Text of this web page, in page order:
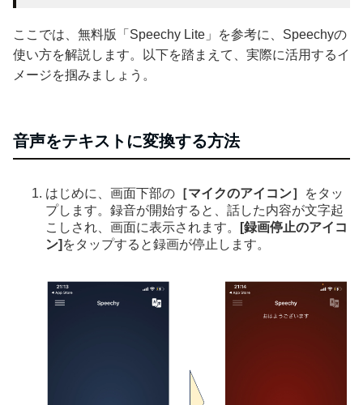
ここでは、無料版「Speechy Lite」を参考に、Speechyの
使い方を解説します。以下を踏まえて、実際に活用するイ
メージを掴みましょう。
音声をテキストに変換する方法
はじめに、画面下部の ［マイクのアイコン］
をタッ
プします。録音が開始すると、話した内容が文字起
こしされ、画面に表示されます。
[録画停止のアイコ
ン] をタップすると録画が停止します。